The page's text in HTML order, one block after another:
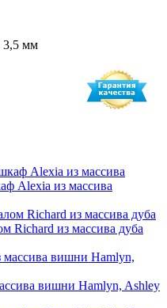
3,5 мм
Alexia из массива
Richard из массива дуба
вишни Hamlyn, Ashley